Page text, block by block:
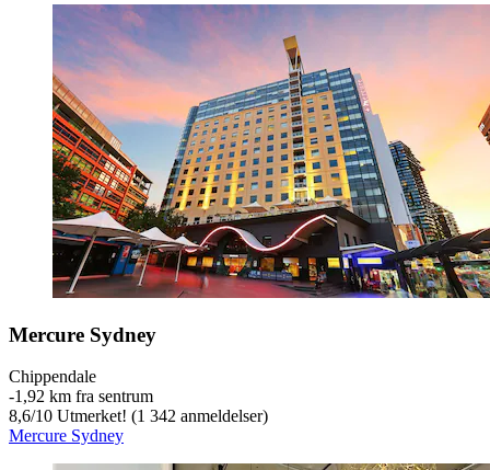
Mercure Sydney
Chippendale
‐1,92 km fra sentrum
8,6/10 Utmerket! (1 342 anmeldelser)
Mercure Sydney